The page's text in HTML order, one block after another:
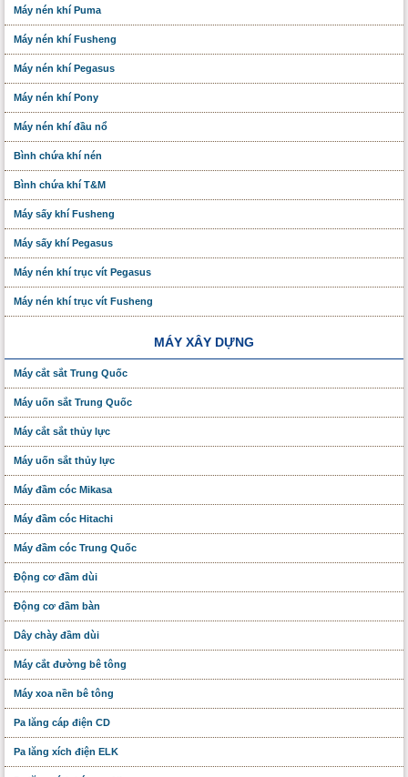
Máy nén khí Puma
Máy nén khí Fusheng
Máy nén khí Pegasus
Máy nén khí Pony
Máy nén khí đầu nổ
Bình chứa khí nén
Bình chứa khí T&M
Máy sấy khí Fusheng
Máy sấy khí Pegasus
Máy nén khí trục vít Pegasus
Máy nén khí trục vít Fusheng
MÁY XÂY DỰNG
Máy cắt sắt Trung Quốc
Máy uốn sắt Trung Quốc
Máy cắt sắt thủy lực
Máy uốn sắt thủy lực
Máy đầm cóc Mikasa
Máy đầm cóc Hitachi
Máy đầm cóc Trung Quốc
Động cơ đầm dùi
Động cơ đầm bàn
Dây chày đầm dùi
Máy cắt đường bê tông
Máy xoa nền bê tông
Pa lăng cáp điện CD
Pa lăng xích điện ELK